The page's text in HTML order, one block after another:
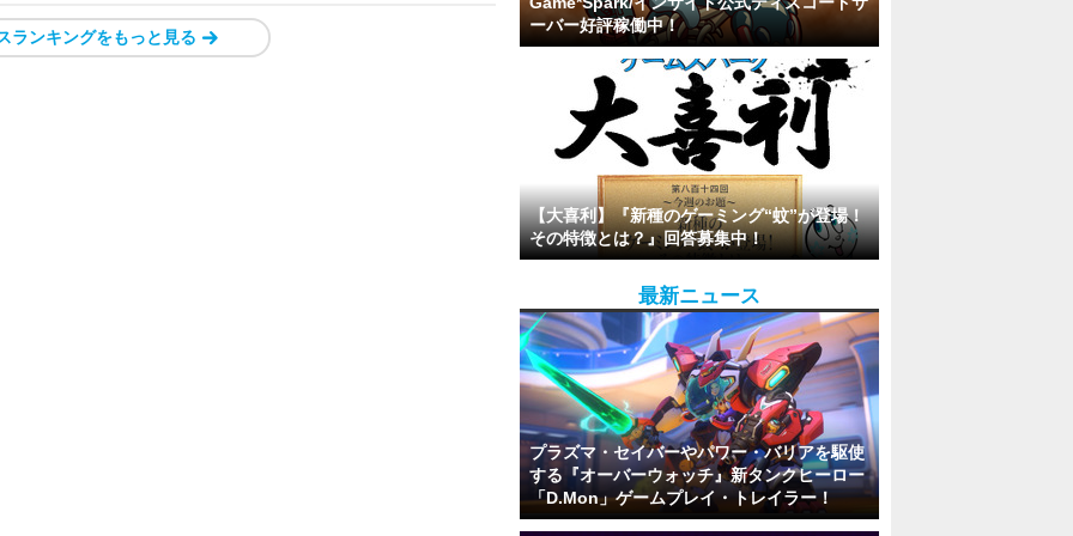
ランキングをもっと見る
ーバー好評稼働中！
【大喜利】『新種のゲーミング“蚊”が登場！
その特徴とは？』回答募集中！
最新ニュース
プラズマ・セイバーやパワー・バリアを駆使
する『オーバーウォッチ』新タンクヒーロー
「D.Mon」ゲームプレイ・トレイラー！